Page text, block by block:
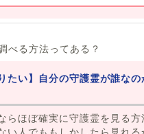
べる方法ってある？
たい】自分の守護霊が誰な
らほぼ確実に守護霊を見る方
い人でももしかしたら見れる